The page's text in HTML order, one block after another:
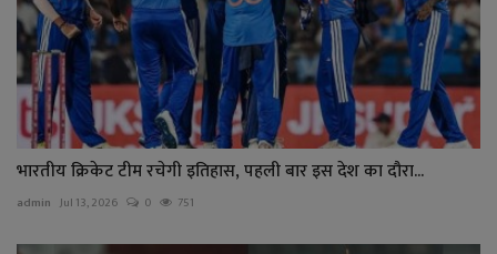
भारतीय क्रिकेट टीम रचेगी इतिहास, पहली बार इस देश का दौरा...
admin Jul 13, 2026 0 751